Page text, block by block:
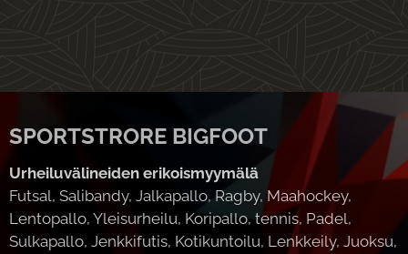
SPORTSTRORE BIGFOOT
Urheiluvälineiden erikoismyymälä
Futsal, Salibandy, Jalkapallo, Ragby, Maahockey,
Lentopallo, Yleisurheilu, Koripallo, tennis, Padel,
Sulkapallo, Jenkkifutis, Kotikuntoilu, Lenkkeily, Juoksu,